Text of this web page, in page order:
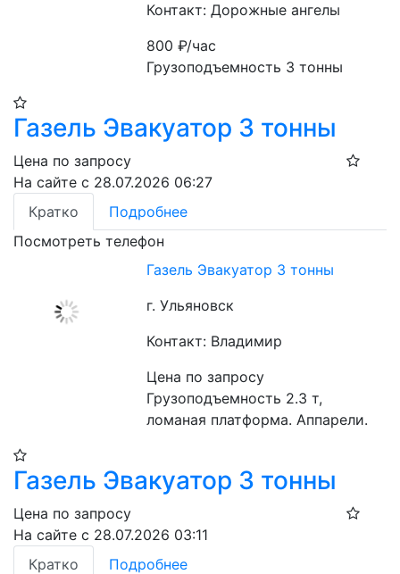
Контакт: Дорожные ангелы
800₽/час
Грузоподъемность 3 тонны
Газель Эвакуатор 3 тонны
Цена по запросу
На сайте с 28.07.2026 06:27
Кратко
Подробнее
Посмотреть телефон
Газель Эвакуатор 3 тонны
г. Ульяновск
Контакт: Владимир
Цена по запросу
Грузоподъемность 2.3 т,
ломаная платформа. Аппарели.
Газель Эвакуатор 3 тонны
Цена по запросу
На сайте с 28.07.2026 03:11
Кратко
Подробнее